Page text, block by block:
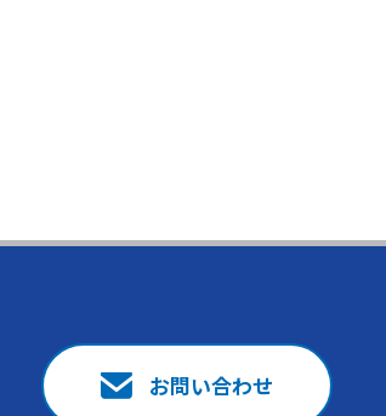
お問い合わせ